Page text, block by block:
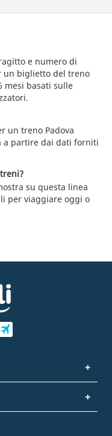
e numero di
un biglietto del treno
mesi basati sulle
un treno Padova
a partire dai dati forniti
su questa linea
per viaggiare oggi o